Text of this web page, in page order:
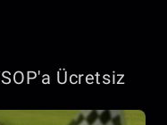
Ücretsiz